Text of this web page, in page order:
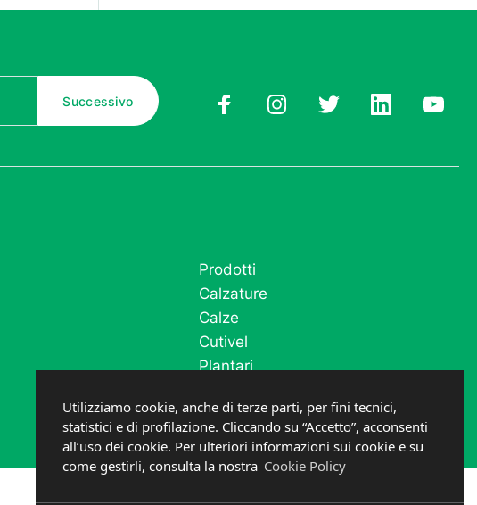
Prodotti
Calzature
Calze
Cutivel
Plantari
Utilizziamo cookie, anche di terze parti, per fini tecnici,
statistici e di profilazione. Cliccando su “Accetto”, acconsenti
all’uso dei cookie. Per ulteriori informazioni sui cookie e su
come gestirli, consulta la nostra Cookie Policy